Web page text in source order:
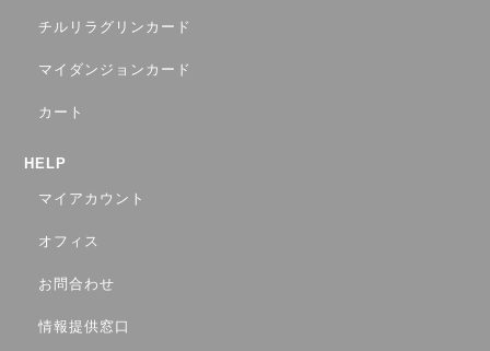
チルリラグリンカード
マイダンジョンカード
カート
HELP
マイアカウント
オフィス
お問合わせ
情報提供窓口